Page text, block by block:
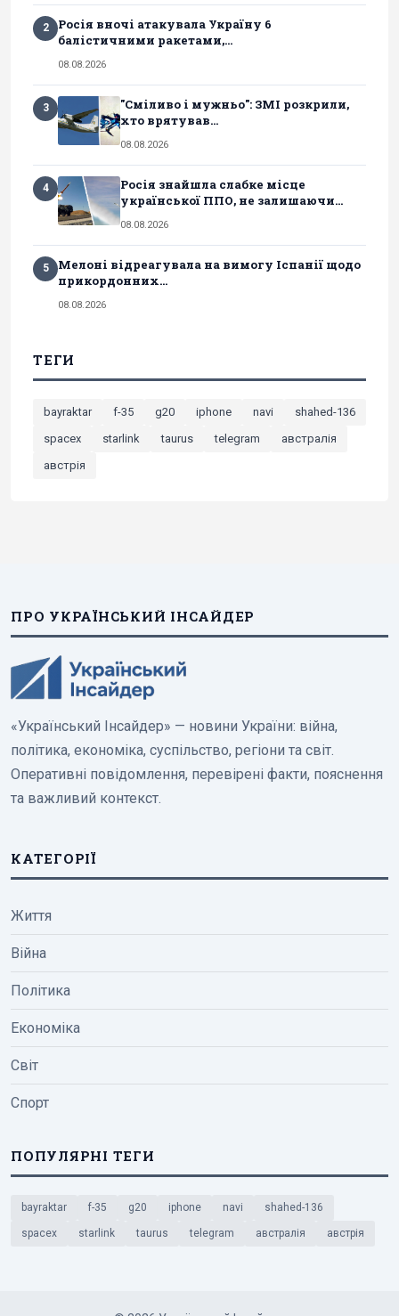
2
Росія вночі атакувала Україну 6
балістичними ракетами,...
08.08.2026
3
"Сміливо і мужньо": ЗМІ розкрили,
хто врятував...
08.08.2026
4
Росія знайшла слабке місце
української ППО, не залишаючи...
08.08.2026
5
Мелоні відреагувала на вимогу Іспанії щодо
прикордонних...
08.08.2026
ТЕГИ
bayraktar f-35 g20 iphone navi
shahed-136
spacex
starlink taurus telegram
австралія
австрія
ПРО УКРАЇНСЬКИЙ ІНСАЙДЕР
«Український Інсайдер» — новини України: війна,
політика, економіка, суспільство, регіони та світ.
Оперативні повідомлення, перевірені факти, пояснення
та важливий контекст.
КАТЕГОРІЇ
Життя
Війна
Політика
Економіка
Світ
Спорт
ПОПУЛЯРНІ ТЕГИ
bayraktar f-35 g20 iphone navi shahed-136
spacex starlink taurus telegram австралія австрія